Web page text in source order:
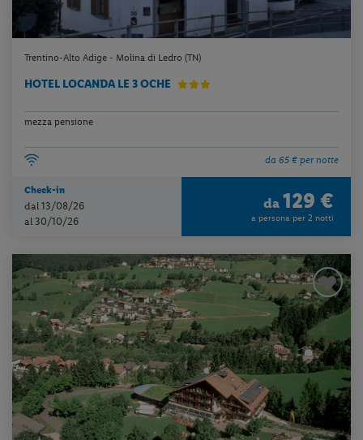
Trentino-Alto Adige - Molina di Ledro (TN)
HOTEL LOCANDA LE 3 OCHE
mezza pensione
da 65 € per notte
Check-in
dal 13/08/26
al 30/10/26
da 129 €
a persona per 2 notti